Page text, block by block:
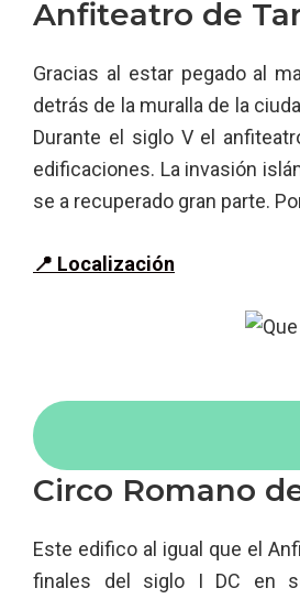
Anfiteatro de
Gracias al estar pegado al
detrás de la muralla de la
Durante el siglo V el
edificaciones. La invasión
se a recuperado gran parte.
📍 Localización
Circo Romano
Este edifico al igual que el
finales del siglo I DC en